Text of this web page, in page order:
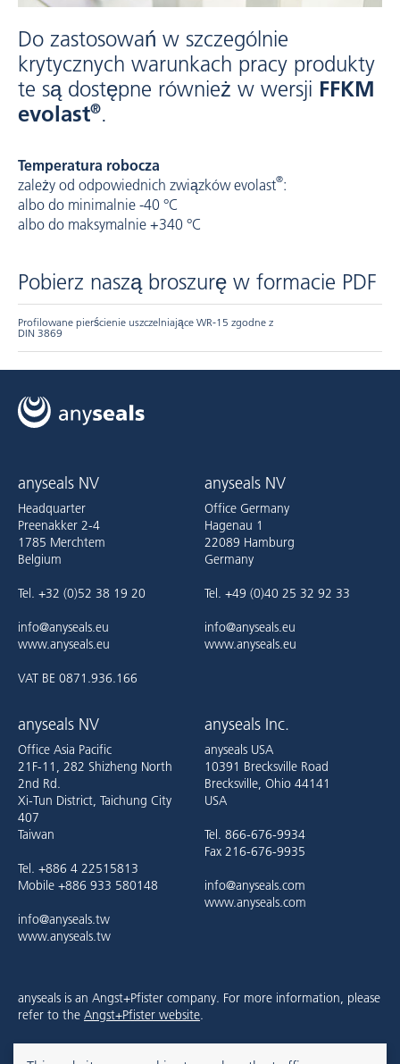
Do zastosowań w szczególnie
krytycznych warunkach pracy produkty
te są dostępne również w wersji FFKM
evolast®.
Temperatura robocza
zależy od odpowiednich związków evolast®:
albo do minimalnie -40 °C
albo do maksymalnie +340 °C
Pobierz naszą broszurę w formacie PDF
Profilowane pierścienie uszczelniające WR-15 zgodne z
DIN 3869
anyseals NV
Headquarter
Preenakker 2-4
1785 Merchtem
Belgium
Tel. +32 (0)52 38 19 20
info@anyseals.eu
www.anyseals.eu
VAT BE 0871.936.166
anyseals NV
Office Germany
Hagenau 1
22089 Hamburg
Germany
Tel. +49 (0)40 25 32 92 33
info@anyseals.eu
www.anyseals.eu
anyseals NV
Office Asia Pacific
21F-11, 282 Shizheng North
2nd Rd.
Xi-Tun District, Taichung City
407
Taiwan
Tel. +886 4 22515813
Mobile +886 933 580148
info@anyseals.tw
www.anyseals.tw
anyseals Inc.
anyseals USA
10391 Brecksville Road
Brecksville, Ohio 44141
USA
Tel. 866-676-9934
Fax 216-676-9935
info@anyseals.com
www.anyseals.com
anyseals is an Angst+Pfister company. For more information, please
refer to the Angst+Pfister website.